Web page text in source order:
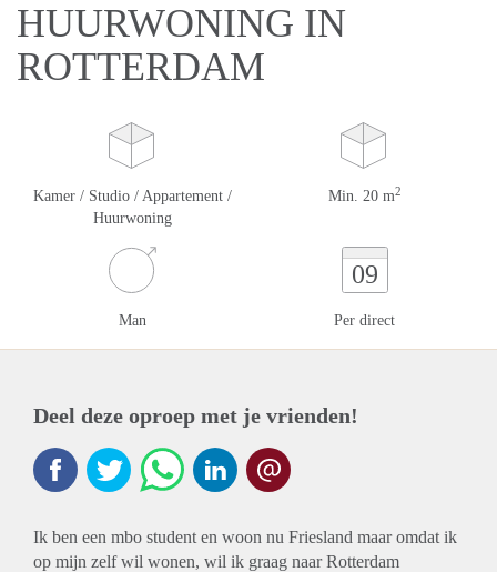
HUURWONING IN
ROTTERDAM
Kamer / Studio / Appartement /
Huurwoning
Min. 20 m2
Man
09
Per direct
Deel deze oproep met je vrienden!
Ik ben een mbo student en woon nu Friesland maar omdat ik
op mijn zelf wil wonen, wil ik graag naar Rotterdam